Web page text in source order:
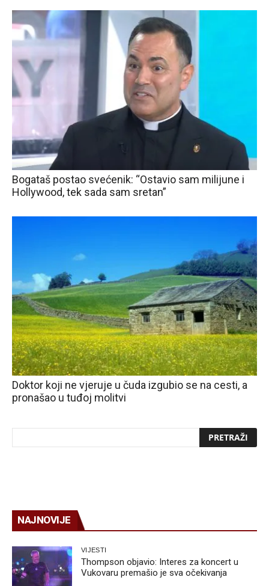
Bogataš postao svećenik: “Ostavio sam milijune i
Hollywood, tek sada sam sretan”
Doktor koji ne vjeruje u čuda izgubio se na cesti, a
pronašao u tuđoj molitvi
NAJNOVIJE
VIJESTI
Thompson objavio: Interes za koncert u
Vukovaru premašio je sva očekivanja